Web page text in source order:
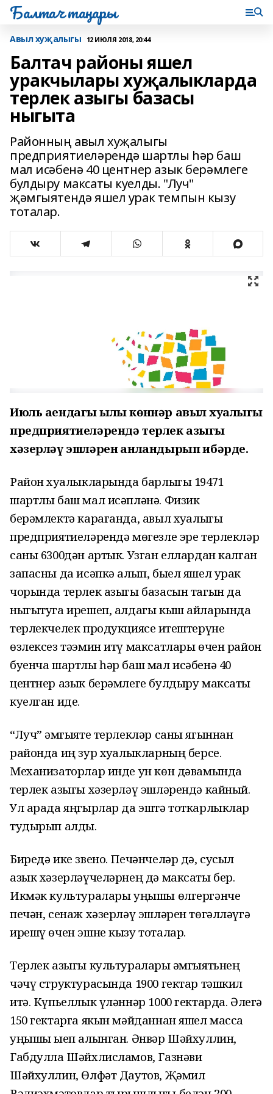
Балтач таңнары
Авыл хуҗалыгы 12 ИЮЛЯ 2018, 20:44
Балтач районы яшел
уракчылары хуҗалыкларда
терлек азыгы базасы
ныгыта
Районның авыл хуҗалыгы
предприятиеләрендә шартлы һәр баш
мал исәбенә 40 центнер азык берәмлеге
булдыру максаты куелды. "Луч"
җәмгыятендә яшел урак темпын кызу
тоталар.
Июль аендагы җылы көннәр авыл хуҗалыгы
предприятиеләрендә терлек азыгы
хәзерләү эшләрен җанландырып җибәрде.
Район хуҗалыкларында барлыгы 19471
шартлы баш мал исәпләнә. Физик
берәмлектә караганда, авыл хуҗалыгы
предприятиеләрендә мөгезле эре терлекләр
саны 6300дән артык. Узган еллардан калган
запасны да исәпкә алып, быел яшел урак
чорында терлек азыгы базасын тагын да
ныгытуга ирешеп, алдагы кыш айларында
терлекчелек продукциясе җитештерүне
өзлексез тәэмин итү максатлары өчен район
буенча шартлы һәр баш мал исәбенә 40
центнер азык берәмлеге булдыру максаты
куелган иде.
“Луч” җәмгыяте терлекләр саны ягыннан
районда иң зур хуҗалыкларның берсе.
Механизаторлар инде ун көн дәвамында
терлек азыгы хәзерләү эшләрендә кайный.
Ул арада яңгырлар да эштә тоткарлыклар
тудырып алды.
Биредә ике звено. Печәнчеләр дә, сусыл
азык хәзерләүчеләрнең дә максаты бер.
Икмәк культуралары уңышы өлгергәнче
печән, сенаж хәзерләү эшләрен төгәлләүгә
ирешү өчен эшне кызу тоталар.
Терлек азыгы культуралары җәмгыятьнең
чәчү структурасында 1900 гектар тәшкил
итә. Күпьеллык үләннәр 1000 гектарда. Әлегә
150 гектарга якын мәйданнан яшел масса
уңышы җыеп алынган. Әнвәр Шәйхуллин,
Габдулла Шәйхлисламов, Газнәви
Шәйхуллин, Өлфәт Даутов, Җәмил